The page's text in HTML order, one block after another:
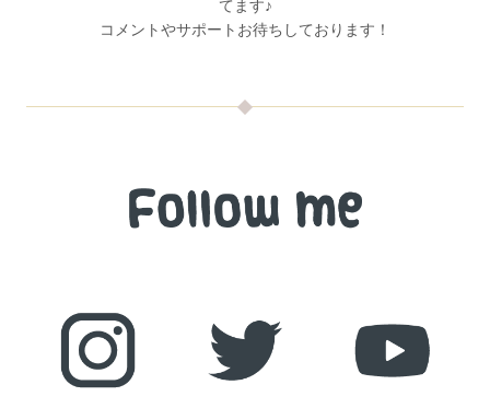
てます♪
コメントやサポートお待ちしております！